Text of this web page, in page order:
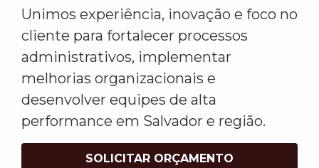
Unimos experiência, inovação e foco no
cliente para fortalecer processos
administrativos, implementar
melhorias organizacionais e
desenvolver equipes de alta
performance em Salvador e região.
SOLICITAR ORÇAMENTO